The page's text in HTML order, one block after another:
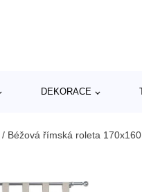
DEKORACE
/ Béžová římská roleta